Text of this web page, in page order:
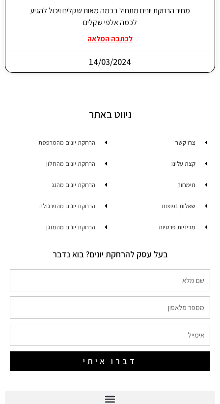
מחיר הרחקת יונים מתחיל בכמה מאות שקלים ויכול להגיע
לכמה אלפי שקלים
לכתבה המלאה
14/03/2024
ניווט באתר
צרו קשר
קצת עלינו
תימחור
שאלות נפוצות
מדיניות פרטיות
הרחקת יונים מהמרפסת
הרחקת יונים מהחלון
הרחקת יונים מהגג
הרחקת יונים מהפרגולה
הרחקת יונים מהמזגן
בעל עסק להרחקת יונים? בוא נדבר
מלא
פלאפון
דברו איתי